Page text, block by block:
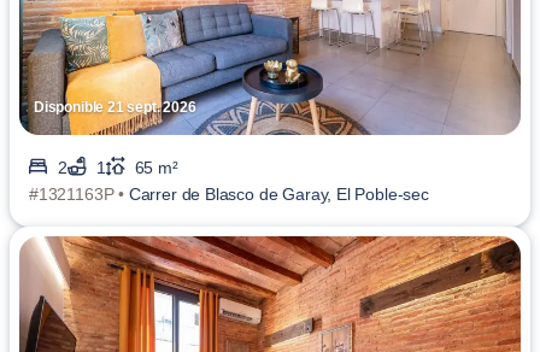
Disponible 21 sept. 2026
2 1
65 m²
#1321163P • Carrer de Blasco de Garay, El Poble-sec